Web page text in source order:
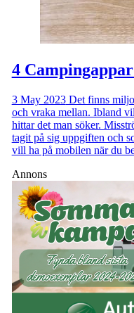
4
3 May 2023Det finns
och vraka mellan. Ibland
hittar det man söker.
tagit på sig uppgiften och
vill ha på mobilen när du
Annons